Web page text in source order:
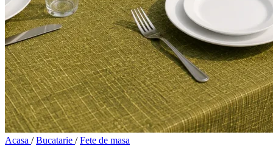
Acasa / Bucatarie / Fete de masa